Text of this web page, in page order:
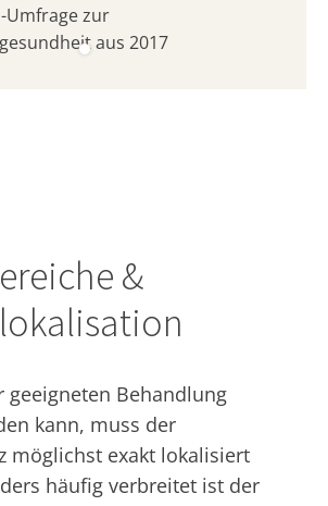
Umfrage zur
aus 2017
&
geeigneten Behandlung
kann, muss der
möglichst exakt lokalisiert
häufig verbreitet ist der